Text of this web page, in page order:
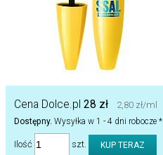
Cena Dolce.pl 28 zł 2,80 zł/ml
Dostępny. Wysyłka w 1 - 4 dni robocze *
Ilość szt.